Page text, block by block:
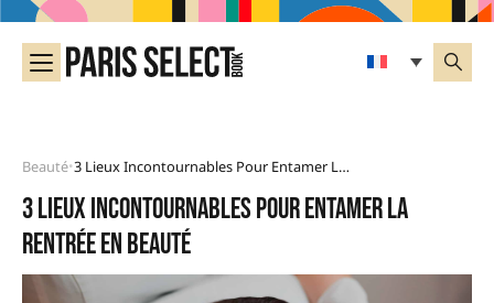
Beauté• 3 Lieux Incontournables Pour Entamer La Rentrée En Beauté
3 lieux incontournables pour entamer la
rentrée en beauté